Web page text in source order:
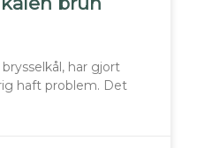
har gjort
haft problem. Det